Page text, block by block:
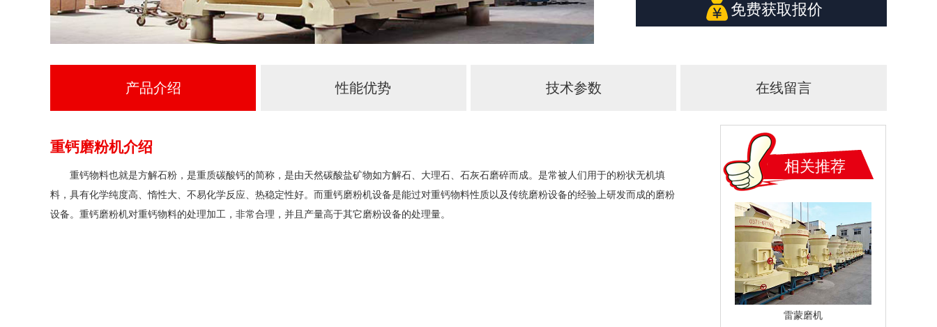
免费获取报价
产品介绍 性能优势 技术参数 在线留言
重钙磨粉机介绍
重钙物料也就是方解石粉，是重质碳酸钙的简称，是由天然碳酸盐矿物如方解石、大理石、石灰石磨碎而成。是常被人们用于的粉状无机填
料，具有化学纯度高、惰性大、不易化学反应、热稳定性好。而重钙磨粉机设备是能过对重钙物料性质以及传统磨粉设备的经验上研发而成的磨粉
设备。重钙磨粉机对重钙物料的处理加工，非常合理，并且产量高于其它磨粉设备的处理量。
相关推荐
雷蒙磨机